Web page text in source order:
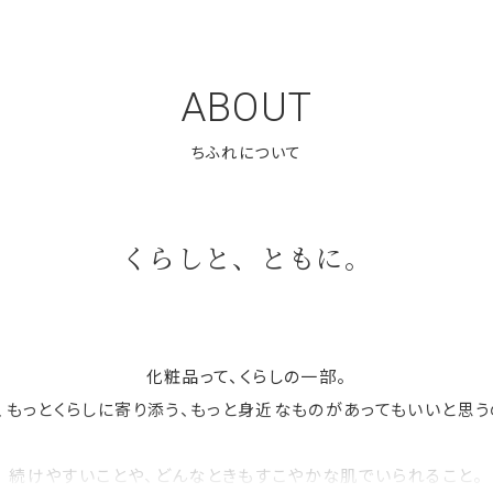
ABOUT
くらしと、ともに。
化粧品って、くらしの一部。
もっとくらしに寄り添う、もっと身近なものがあってもいいと思う
続けやすいことや、どんなときもすこやかな肌でいられること。